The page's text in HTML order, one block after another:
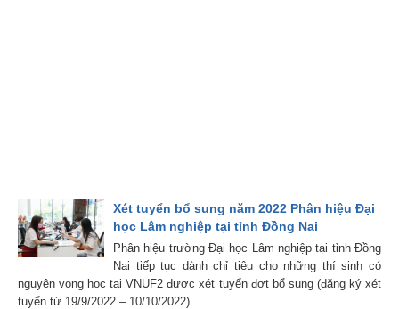
Xét tuyển bổ sung năm 2022 Phân hiệu Đại
học Lâm nghiệp tại tỉnh Đồng Nai
Phân hiệu trường Đại học Lâm nghiệp tại tỉnh Đồng
Nai tiếp tục dành chỉ tiêu cho những thí sinh có
nguyện vọng học tại VNUF2 được xét tuyển đợt bổ sung (đăng ký xét
tuyển từ 19/9/2022 – 10/10/2022).